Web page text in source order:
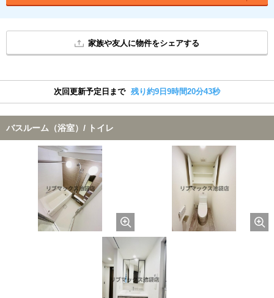
家族や友人に物件をシェアする
次回更新予定日まで 残り約9日9時間20分42秒
バスルーム（浴室）/ トイレ